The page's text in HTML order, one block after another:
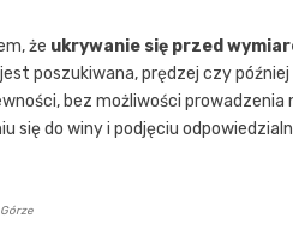
że ukrywanie się przed
poszukiwana, prędzej czy
bez możliwości prowadzenia
do winy i podjęciu